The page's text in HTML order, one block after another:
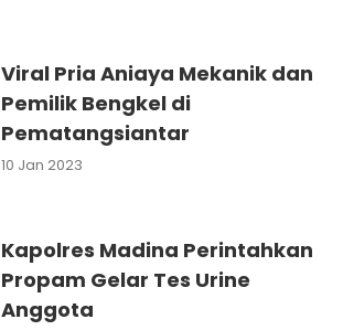
Viral Pria Aniaya Mekanik dan
Pemilik Bengkel di
Pematangsiantar
10 Jan 2023
Kapolres Madina Perintahkan
Propam Gelar Tes Urine
Anggota